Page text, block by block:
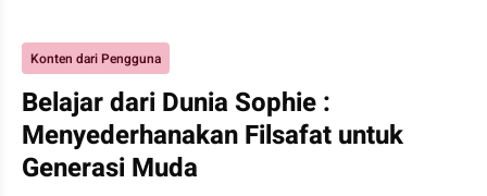
Konten dari Pengguna
Belajar dari Dunia Sophie :
Menyederhanakan Filsafat untuk
Generasi Muda